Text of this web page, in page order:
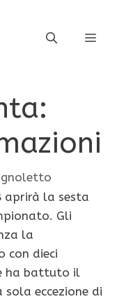
aprirà la sesta
Gli
la
con dieci
ha battuto il
sola eccezione di